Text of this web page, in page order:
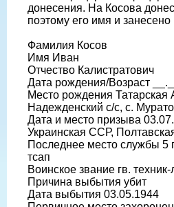
донесения. На Косова
поэтому его имя и
Фамилия Косов
Имя Иван
Отчество Калистратович
Дата рождения/Возраст
Место рождения
Надежденский с/с, с.
Дата и место призыва
Украинская ССР,
Последнее место службы 5
тсап
Воинское звание гв.
Причина выбытия убит
Дата выбытия 03.05.1944